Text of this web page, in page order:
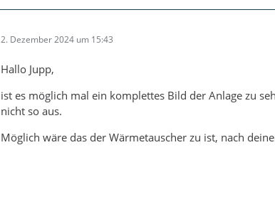
2. Dezember 2024 um 15:43
Hallo Jupp,
ist es möglich mal ein komplettes Bild der Anlage zu
nicht so aus.
Möglich wäre das der Wärmetauscher zu ist, nach